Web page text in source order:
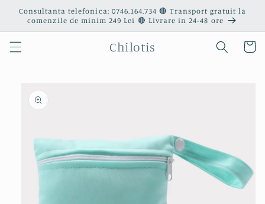
Salt la
conținut
Consultanta telefonica: 0746.164.734 🔴 Transport gratuit la
comenzile de minim 249 Lei 🔴 Livrare in 24-48 ore
Chilotis Coș
informațiile
despre
produs